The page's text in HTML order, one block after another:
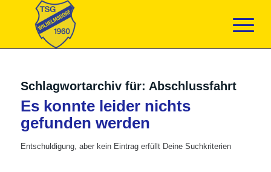
Schlagwortarchiv für: Abschlussfahrt
Es konnte leider nichts
gefunden werden
Entschuldigung, aber kein Eintrag erfüllt Deine Suchkriterien